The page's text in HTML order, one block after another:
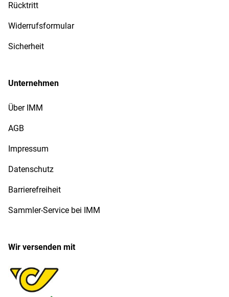
Rücktritt
Widerrufsformular
Sicherheit
Unternehmen
Über IMM
AGB
Impressum
Datenschutz
Barrierefreiheit
Sammler-Service bei IMM
Wir versenden mit